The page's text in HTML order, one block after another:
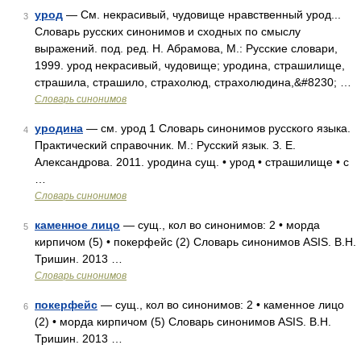
3 урод — См. некрасивый, чудовище нравственный урод...
Словарь русских синонимов и сходных по смыслу
выражений. под. ред. Н. Абрамова, М.: Русские словари,
1999. урод некрасивый, чудовище; уродина, страшилище,
страшила, страшило, страхолюд, страхолюдина,&#8230; …
Словарь синонимов
4 уродина — см. урод 1 Словарь синонимов русского языка.
Практический справочник. М.: Русский язык. З. Е.
Александрова. 2011. уродина сущ. • урод • страшилище • с
Словарь синонимов
5 каменное лицо — сущ., кол во синонимов: 2 • морда
кирпичом (5) • покерфейс (2) Словарь синонимов ASIS. В.Н.
Тришин. 2013 …
Словарь синонимов
6 покерфейс — сущ., кол во синонимов: 2 • каменное лицо
(2) • морда кирпичом (5) Словарь синонимов ASIS. В.Н.
Тришин. 2013 …